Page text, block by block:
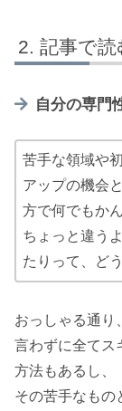
記事で読
自分の専門
苦手な領域や
アップの機会
方で何でもか
ちょっと違う
たりって、ど
おっしゃる通り
言わずに全てス
方法もあるし、
その苦手なもの